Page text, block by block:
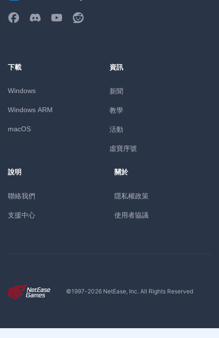
下載
Windows
Windows ARM
macOS
資訊
新聞
教學
活動
虛寶序號
說明
聯絡我們
支援中心
關於
隱私權政策
使用者協議
©1997-2026NetEase, Inc. All Rights Reserved